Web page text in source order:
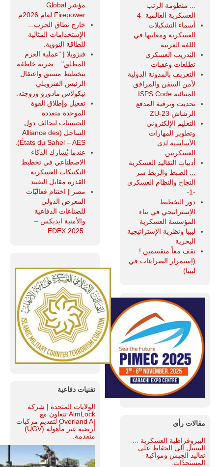
... منظومة الرتب
العسكرية العالمية -4-
أسماء التشكيلات
العسكرية ومعانيها في
اللغة العربية.
التدريب العسكري
تطلعات وعقبات
التعريف بالمدونة الدولية
لأمن السفن والمرافق
المينائية ISPS Code
تحديث وترقية المدفع
الرشاش ZU-23
التعليم الإلكتروني
وتطوير المهارات
الأساسية لدى
العسكريين.
أدبيات التقاليد العسكرية
... الضبط والربط سر
النجاح والنظام العسكري
-1-
دور التخطيط
الإستراتيجي في بناء
المؤسسة العسكرية
ليبيا ونظرية الإستراتيجية
البحرية
نقف معاً منقسمين !
(إستمرار الصراعات في
ليبيا)
مقالات رأي
البيروقراطية العسكرية ...
السبيل إلى الحفاظ على
تقاليد الجيش ومواكبة
المستجدّات.
مؤشر Global
Firepower لعام 2026م.
خارج نطاق الحرب...
الإستخدامات المثالية
للطاقة النووية.
فنزويلا | "عملية العزم
المطلق"... ضربة خاطفة
بتخطيط مسبق واعتقال
الرئيس الفنزويلي
نيكولاس مادورو وزوجته.
تفعيل وإطلاق القوة
الموحدة متعددة
الجنسيات لتحالف دول
الساحل (Alliance des
États du Sahel – AES).
عندما يُشارك الذكاء
الاصطناعي في تخطيط
التكتيكات العسكرية ...
القدرة مقابل التقييد.
مصر | اختتام فعاليّات
المعرض الدولي
للصناعات الدفاعية
والأمنية ايديكس ‒
تقنيات دفاعية
الولايات المتحدة | شركة
AimLock تتعاون مع
Overland AI لتقديم مركبات
أرضية غير مأهولة (UGV)
متقدمة.